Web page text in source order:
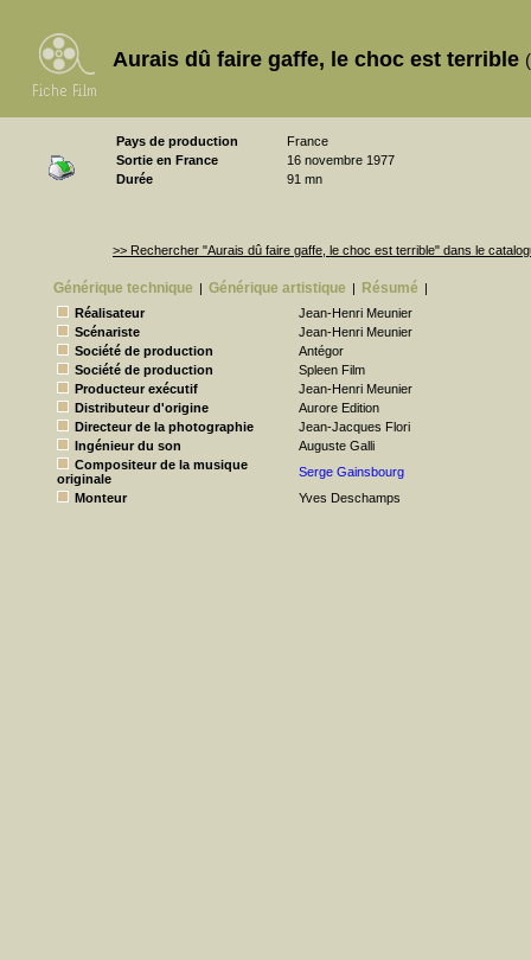
Aurais dû faire gaffe, le choc est terrible
Pays de production
France
Sortie en France
16 novembre 1977
Durée
91 mn
>> Rechercher "Aurais dû faire gaffe, le choc est terrible" dans le
Générique technique | Générique artistique | Résumé |
Réalisateur
Jean-Henri Meunier
Scénariste
Jean-Henri Meunier
Société de production
Antégor
Société de production
Spleen Film
Producteur exécutif
Jean-Henri Meunier
Distributeur d'origine
Aurore Edition
Directeur de la photographie
Jean-Jacques Flori
Ingénieur du son
Auguste Galli
Compositeur de la musique
originale
Serge Gainsbourg
Monteur
Yves Deschamps